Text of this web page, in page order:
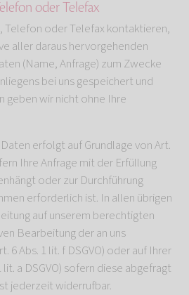
oder Telefax
Telefon oder Telefax kontaktieren,
aller daraus hervorgehenden
(Name, Anfrage) zum Zwecke
bei uns gespeichert und
geben wir nicht ohne Ihre
erfolgt auf Grundlage von Art.
Ihre Anfrage mit der Erfüllung
oder zur Durchführung
erforderlich ist. In allen übrigen
auf unserem berechtigten
Bearbeitung der an uns
6 Abs. 1 lit. f DSGVO) oder auf Ihrer
lit. a DSGVO) sofern diese abgefragt
jederzeit widerrufbar.